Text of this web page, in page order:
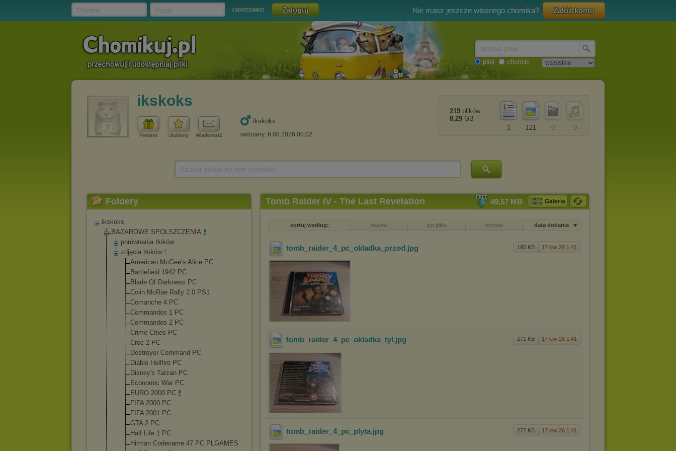
zapomniałem Nie masz jeszcze własnego chomika? Załóż konto
pliki chomiki
ikskoks
Prezent Ulubiony Wiadomość
ikskoks
widziany: 6.08.2026 00:02
0
0
121
1
219 plików
8,29 GB
Foldery
ikskoks
BAZAROWE SPOLSZCZENIA
porównania tłoków
zdjęcia tłoków
American McGee’s Alice PC
Battlefield 1942 PC
Blade Of Darkness PC
Colin McRae Rally 2.0 PS1
Comanche 4 PC
Commandos 1 PC
Commandos 2 PC
Crime Cities PC
Croc 2 PC
Destroyer Command PC
Diablo Hellfire PC
Disney's Tarzan PC
Economic War PC
EURO 2000 PC
FIFA 2000 PC
FIFA 2001 PC
GTA 2 PC
Half Life 1 PC
Hitman Codename 47 PC PLGAMES
Tomb Raider IV - The Last Revelation 49,57 MB Galeria
sortuj według: nazwa typ pliku rozmiar data dodania
195 KB 17 kwi 26 1:41
tomb_raider_4_pc_okladka_przod .jpg
271 KB 17 kwi 26 1:41
tomb_raider_4_pc_okladka_tyl .jpg
277 KB 17 kwi 26 1:41
tomb_raider_4_pc_plyta.jpg